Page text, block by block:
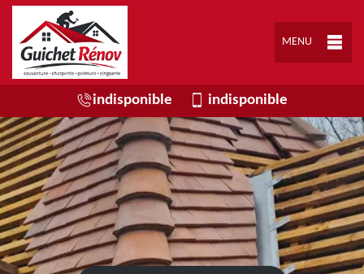
MENU
indisponible indisponible